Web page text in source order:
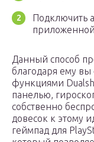
Подключить
Данный способ
благодаря ему вы
функциями
панелью,
собственно
довесок к этому
геймпад для